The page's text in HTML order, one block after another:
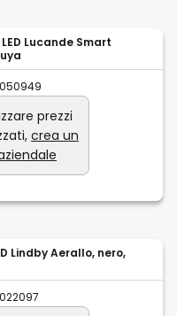
Lucande Smart
prezzi
crea un
Lindby Aerallo, nero,